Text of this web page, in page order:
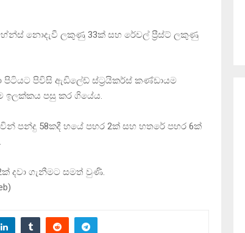
නොදැවී ලකුණු 33ක් සහ රේචල් ප්‍රීස්ට් ලකුණු
පිටියට පිවිසි ඇඩිලේඩ් ස්ට්‍රයිකර්ස් කණ්ඩායම
ඉලක්කය පසු කර ගියේය.
පන්දු 58කදී හයේ පහර 2ක් සහ හතරේ පහර 6ක්
දවා ගැනීමට සමත් වුණි.